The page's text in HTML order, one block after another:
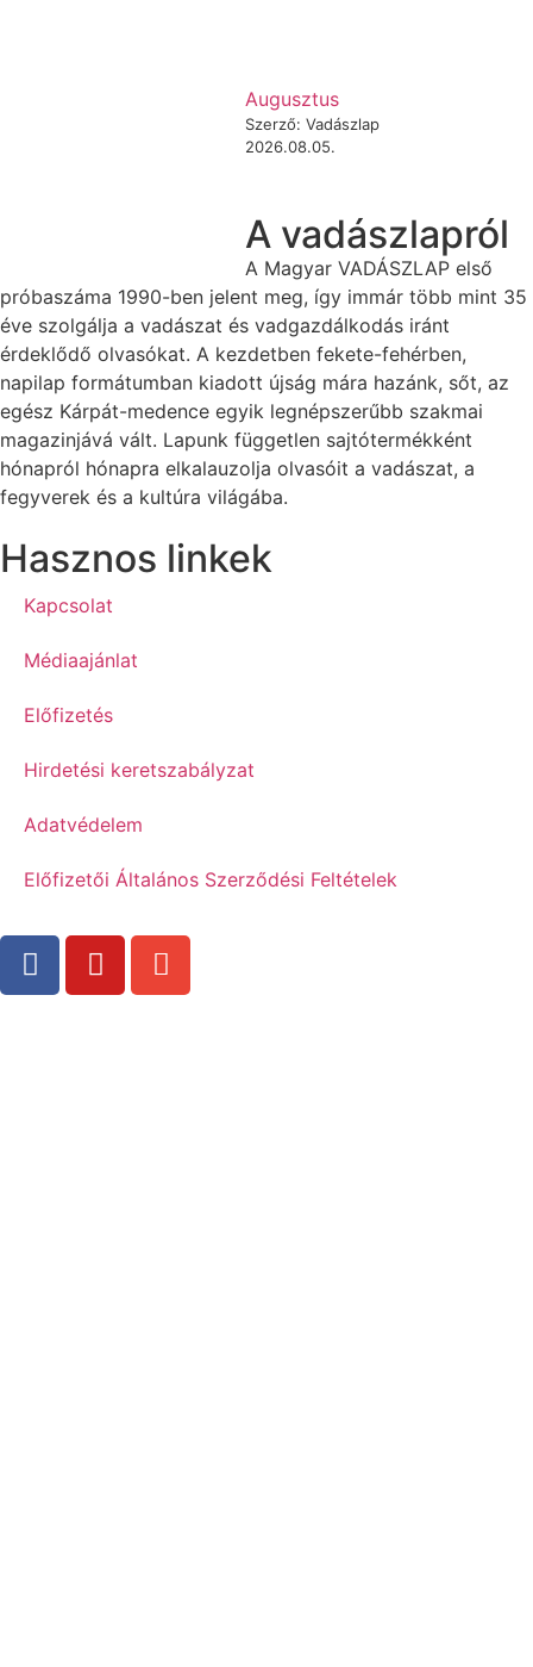
Augusztus
Szerző: Vadászlap
2026.08.05.
A vadászlapról
A Magyar VADÁSZLAP első
próbaszáma 1990-ben jelent meg, így immár több mint 35
éve szolgálja a vadászat és vadgazdálkodás iránt
érdeklődő olvasókat. A kezdetben fekete-fehérben,
napilap formátumban kiadott újság mára hazánk, sőt, az
egész Kárpát-medence egyik legnépszerűbb szakmai
magazinjává vált. Lapunk független sajtótermékként
hónapról hónapra elkalauzolja olvasóit a vadászat, a
fegyverek és a kultúra világába.
Hasznos linkek
Kapcsolat
Médiaajánlat
Előfizetés
Hirdetési keretszabályzat
Adatvédelem
Előfizetői Általános Szerződési Feltételek